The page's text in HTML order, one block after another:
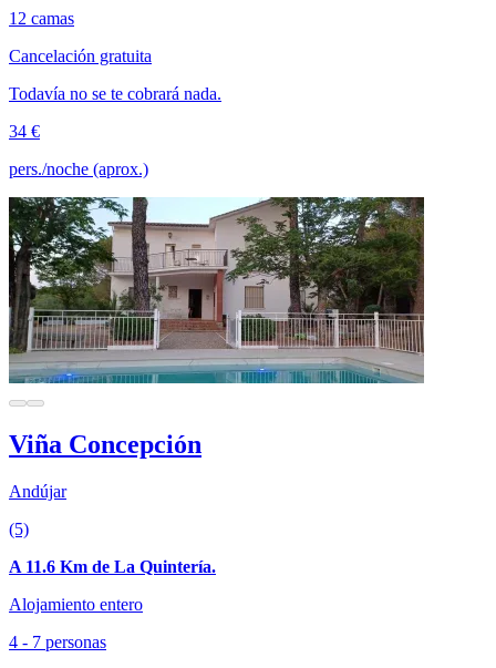
12 camas
Cancelación gratuita
Todavía no se te cobrará nada.
34 €
pers./noche (aprox.)
Viña Concepción
Andújar
(5)
A 11.6 Km de La Quintería.
Alojamiento entero
4 - 7 personas